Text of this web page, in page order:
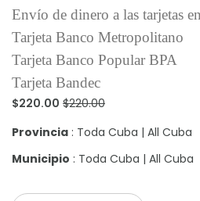
Envío de dinero a las tarjetas
Tarjeta Banco Metropolitano
Tarjeta Banco Popular BPA
Tarjeta Bandec
$220.00 $220.00
Provincia : Toda Cuba | All Cuba
Municipio : Toda Cuba | All Cuba